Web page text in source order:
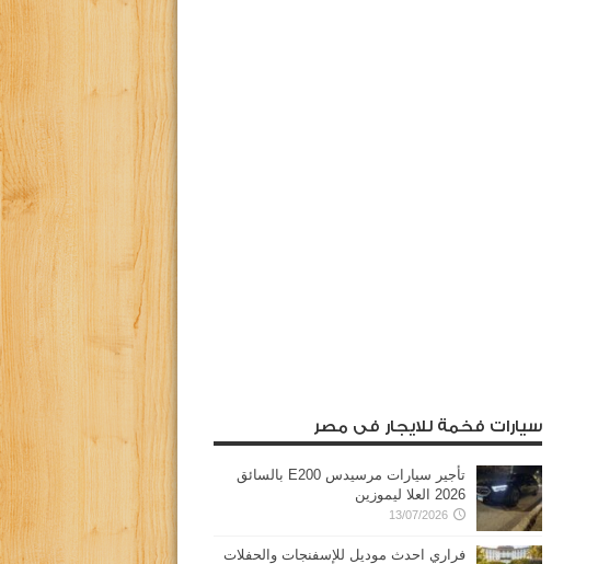
سيارات فخمة للايجار فى مصر
تأجير سيارات مرسيدس E200 بالسائق
2026 العلا ليموزين
13/07/2026
فراري احدث موديل للإسفنجات والحفلات